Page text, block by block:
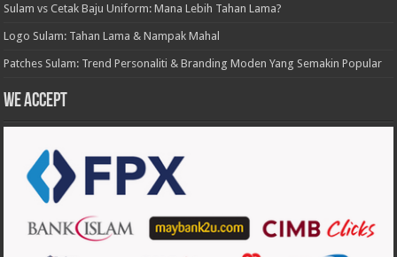
Sulam vs Cetak Baju Uniform: Mana Lebih Tahan Lama?
Logo Sulam: Tahan Lama & Nampak Mahal
Patches Sulam: Trend Personaliti & Branding Moden Yang Semakin Popular
We accept